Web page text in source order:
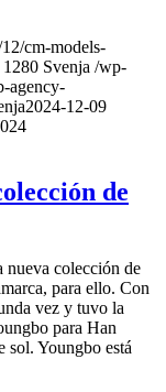
cm-models-
1280 Svenja /wp-
agency-
2024-12-09
de
nueva colección de
para ello. Con
vez y tuvo la
para Han
sol. Youngbo está